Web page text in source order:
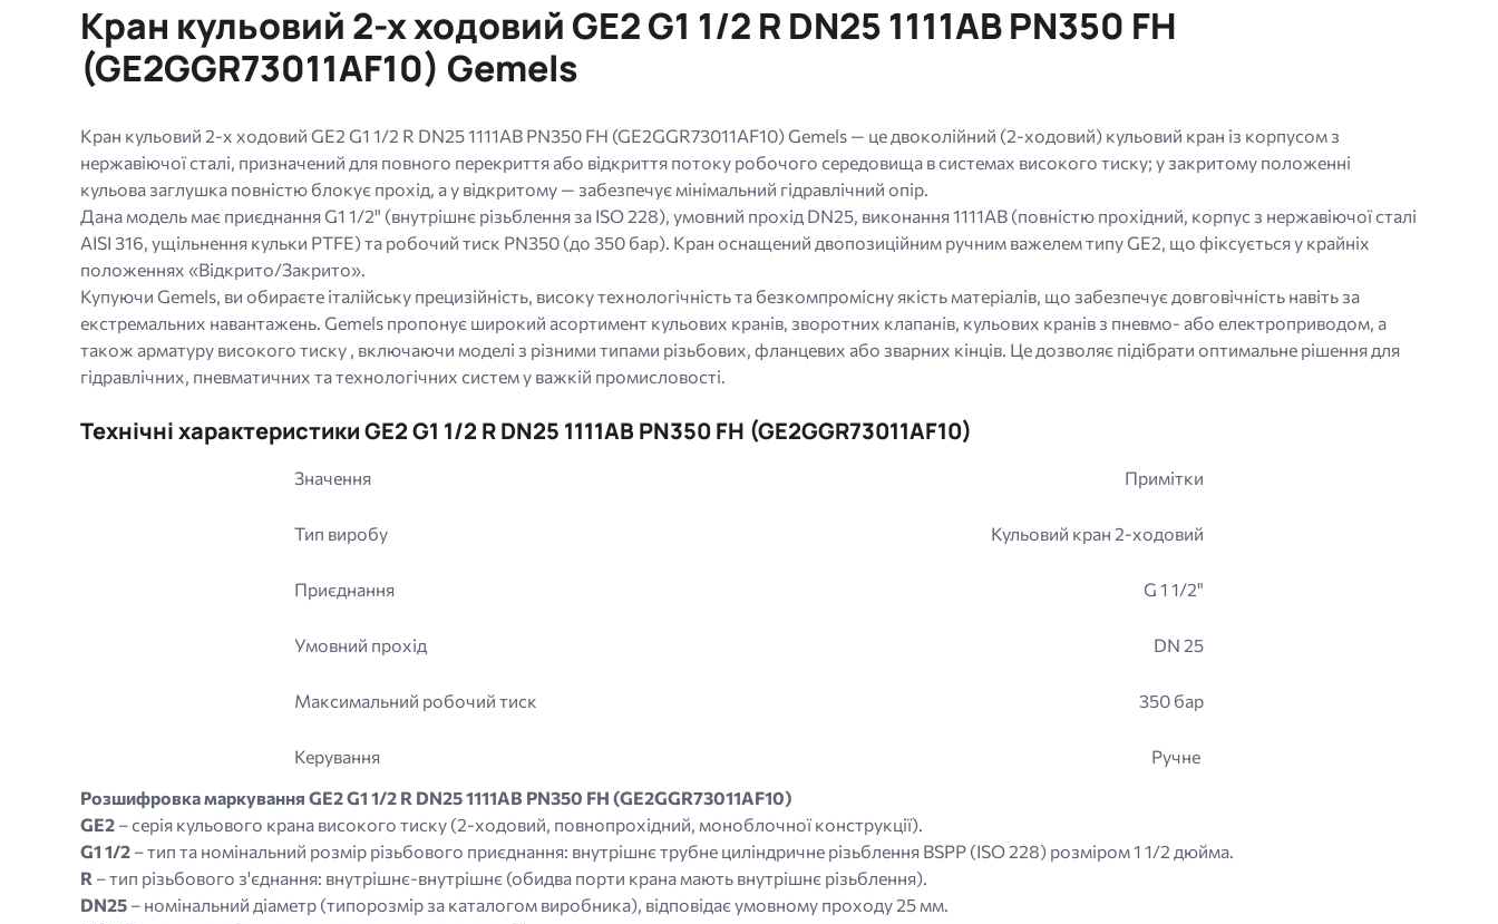
Дозволені
gif
jpeg
png.
Кран кульовий 2-х ходовий GE2 G1 1/2 R DN25 1111AB PN350 FH
(GE2GGR73011AF10) Gemels
Кран кульовий 2-х ходовий GE2 G1 1/2 R DN25 1111AB PN350 FH (GE2GGR73011AF10) Gemels — це двоколійний (2-ходовий) кульовий кран із корпусом з
нержавіючої сталі, призначений для повного перекриття або відкриття потоку робочого середовища в системах високого тиску; у закритому положенні
кульова заглушка повністю блокує прохід, а у відкритому — забезпечує мінімальний гідравлічний опір.
Дана модель має приєднання G1 1/2" (внутрішнє різьблення за ISO 228), умовний прохід DN25, виконання 1111AB (повністю прохідний, корпус з нержавіючої сталі
AISI 316, ущільнення кульки PTFE) та робочий тиск PN350 (до 350 бар). Кран оснащений двопозиційним ручним важелем типу GE2, що фіксується у крайніх
положеннях «Відкрито/Закрито».
Купуючи Gemels, ви обираєте італійську прецизійність, високу технологічність та безкомпромісну якість матеріалів, що забезпечує довговічність навіть за
екстремальних навантажень. Gemels пропонує широкий асортимент кульових кранів, зворотних клапанів, кульових кранів з пневмо- або електроприводом, а
також арматуру високого тиску , включаючи моделі з різними типами різьбових, фланцевих або зварних кінців. Це дозволяє підібрати оптимальне рішення для
гідравлічних, пневматичних та технологічних систем у важкій промисловості.
Технічні характеристики GE2 G1 1/2 R DN25 1111AB PN350 FH (GE2GGR73011AF10)
Значення Примітки
Тип виробу Кульовий кран 2-ходовий
Приєднання G 1 1/2"
Умовний прохід DN 25
Максимальний робочий тиск 350 бар
Керування
Ручне
Розшифровка маркування GE2 G1 1/2 R DN25 1111AB PN350 FH (GE2GGR73011AF10)
GE2 – серія кульового крана високого тиску (2-ходовий, повнопрохідний, моноблочної конструкції).
G1 1/2 – тип та номінальний розмір різьбового приєднання: внутрішнє трубне циліндричне різьблення BSPP (ISO 228) розміром 1 1/2 дюйма.
R – тип різьбового з'єднання: внутрішнє-внутрішнє (обидва порти крана мають внутрішнє різьблення).
DN25 – номінальний діаметр (типорозмір за каталогом виробника), відповідає умовному проходу 25 мм.